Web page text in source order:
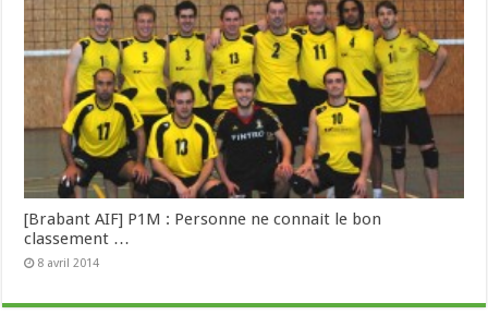
[Brabant AIF] P1M : Personne ne connait le bon
classement …
8 avril 2014